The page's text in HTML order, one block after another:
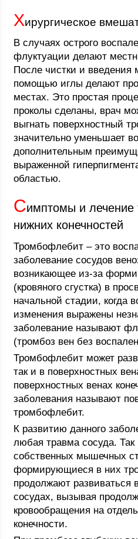
Хирургическое
В случаях острого
флуктуации делают
После чистки и введения
помощью иглы делают
местах. Это простая
проколы сделаны, врач
выгнать поверхностный
значительно уменьшает
дополнительным
выраженной
областью.
Симптомы и
нижних конечностей
Тромбофлебит – это
заболевание сосудов
возникающее из-за
(кровяного сгустка) в
начальной стадии, когда
изменения выражены
заболевание называют
(тромбоз вен без
Тромбофлебит может
так и в поверхностных
поверхностных венах
заболевания называют
тромбофлебит.
К развитию данного
любая травма сосуда.
собственных мышечных
формирующиеся в них
продолжают развиваться
сосудах, вызывая
кровообращения на
конечности.